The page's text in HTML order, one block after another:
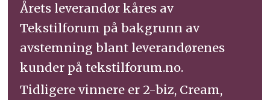
Årets leverandør kåres av
Tekstilforum på bakgrunn av
avstemning blant leverandørenes
kunder på tekstilforum.no.
Tidligere vinnere er 2-biz, Cream,